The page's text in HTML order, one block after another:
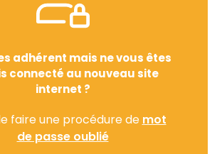
adhérent mais ne vous êtes
connecté au nouveau site
internet ?
faire une procédure de mot
de passe oublié